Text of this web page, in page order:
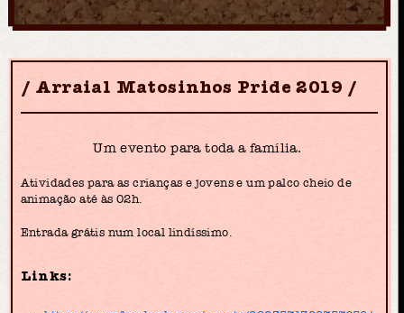
Arraial Matosinhos Pride 2019
Um evento para toda a família.
Atividades para as crianças e jovens e um palco cheio de
animação até às 02h.
Entrada grátis num local lindíssimo.
Links: